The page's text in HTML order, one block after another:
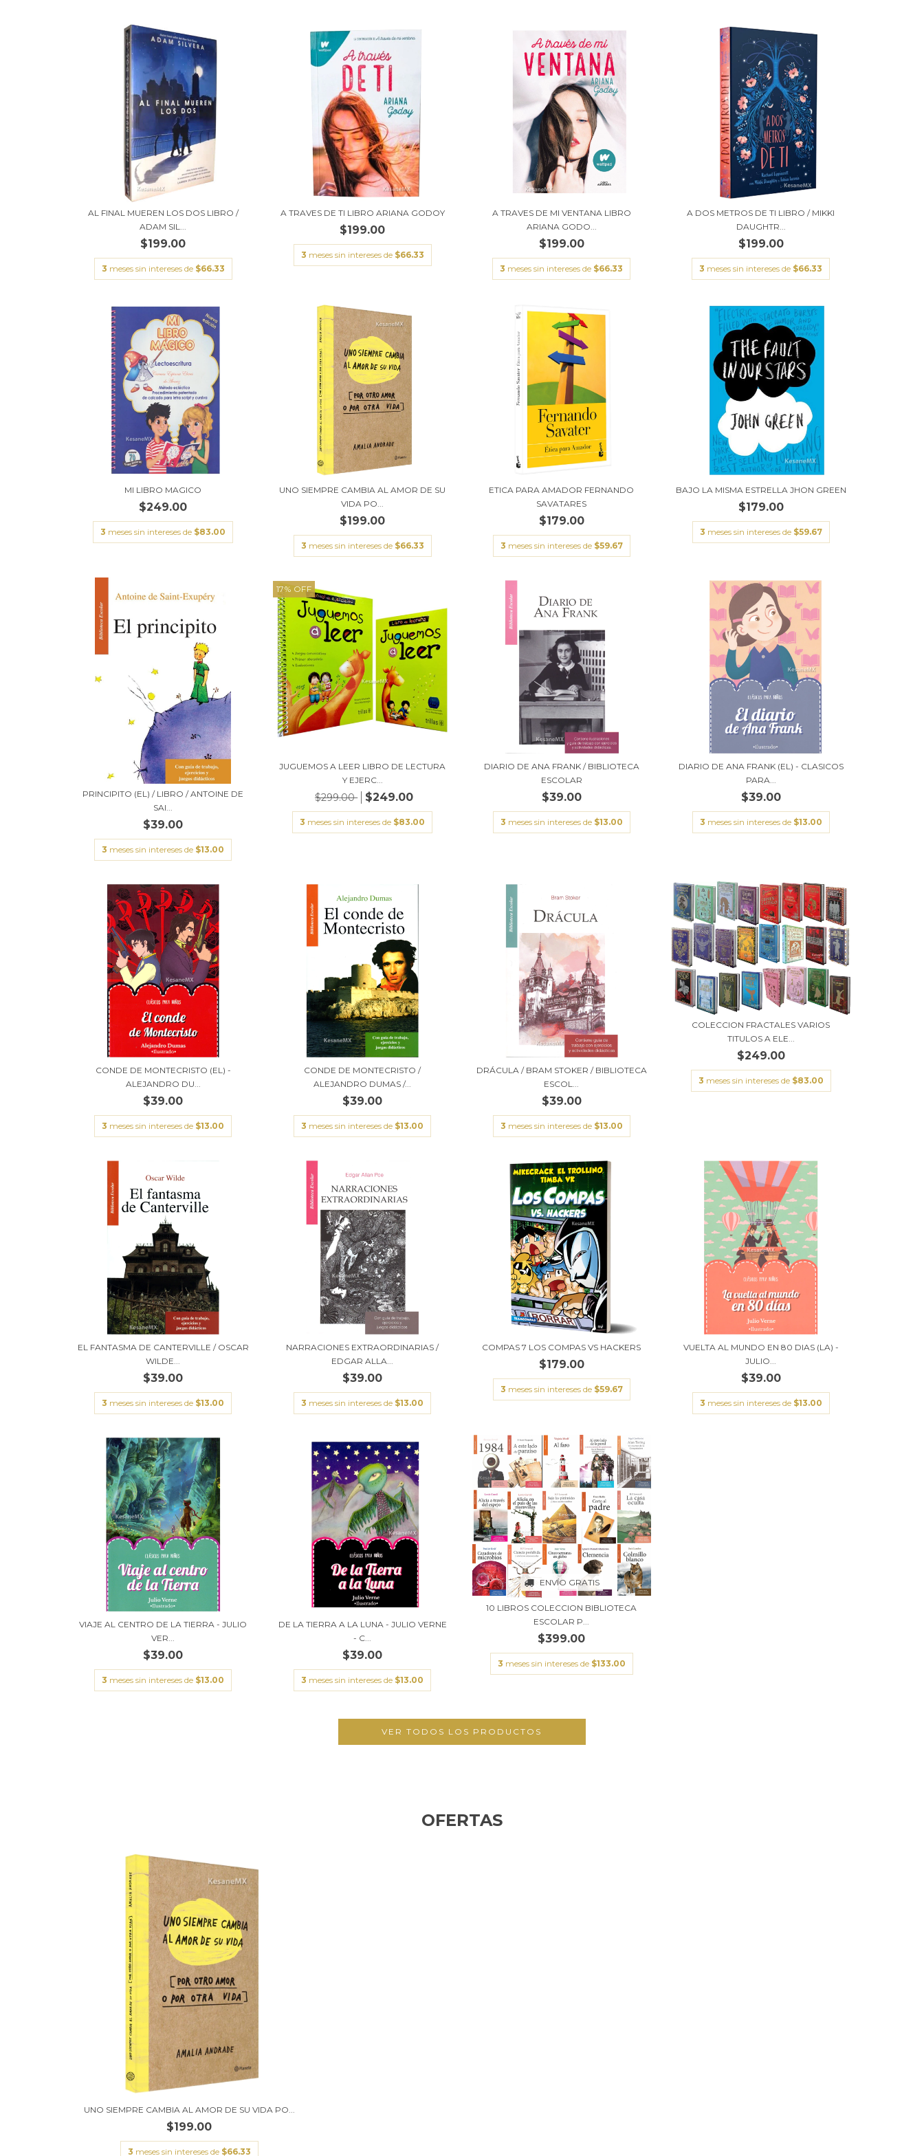
AL FINAL MUEREN LOS DOS LIBRO /
ADAM SIL...
$199.00
3 meses sin intereses de $66.33
A TRAVES DE TI LIBRO ARIANA GODOY
$199.00
3 meses sin intereses de $66.33
A TRAVES DE MI VENTANA LIBRO
ARIANA GODO...
$199.00
3 meses sin intereses de $66.33
A DOS METROS DE TI LIBRO / MIKKI
DAUGHTR...
$199.00
3 meses sin intereses de $66.33
MI LIBRO MAGICO
$249.00
3 meses sin intereses de $83.00
UNO SIEMPRE CAMBIA AL AMOR DE SU
VIDA PO...
$199.00
3 meses sin intereses de $66.33
ETICA PARA AMADOR FERNANDO
SAVATARES
$179.00
3 meses sin intereses de $59.67
BAJO LA MISMA ESTRELLA JHON GREEN
$179.00
3 meses sin intereses de $59.67
PRINCIPITO (EL) / LIBRO / ANTOINE DE
SAI...
$39.00
3 meses sin intereses de $13.00
17%OFF
JUGUEMOS A LEER LIBRO DE LECTURA
Y EJERC...
$299.00 $249.00
3 meses sin intereses de $83.00
DIARIO DE ANA FRANK / BIBLIOTECA
ESCOLAR
$39.00
3 meses sin intereses de $13.00
DIARIO DE ANA FRANK (EL) - CLASICOS
PARA...
$39.00
3 meses sin intereses de $13.00
CONDE DE MONTECRISTO (EL) -
ALEJANDRO DU...
$39.00
3 meses sin intereses de $13.00
CONDE DE MONTECRISTO /
ALEJANDRO DUMAS /...
$39.00
3 meses sin intereses de $13.00
DRÁCULA / BRAM STOKER / BIBLIOTECA
ESCOL...
$39.00
3 meses sin intereses de $13.00
COLECCION FRACTALES VARIOS
TITULOS A ELE...
$249.00
3 meses sin intereses de $83.00
EL FANTASMA DE CANTERVILLE / OSCAR
WILDE...
$39.00
3 meses sin intereses de $13.00
NARRACIONES EXTRAORDINARIAS /
EDGAR ALLA...
$39.00
3 meses sin intereses de $13.00
COMPAS 7 LOS COMPAS VS HACKERS
$179.00
3 meses sin intereses de $59.67
VUELTA AL MUNDO EN 80 DIAS (LA) -
JULIO...
$39.00
3 meses sin intereses de $13.00
VIAJE AL CENTRO DE LA TIERRA - JULIO
VER...
$39.00
3 meses sin intereses de $13.00
DE LA TIERRA A LA LUNA - JULIO VERNE
- C...
$39.00
3 meses sin intereses de $13.00
ENVÍO GRATIS
10 LIBROS COLECCION BIBLIOTECA
ESCOLAR P...
$399.00
3 meses sin intereses de $133.00
VER TODOS LOS PRODUCTOS
OFERTAS
UNO SIEMPRE CAMBIA AL AMOR DE SU VIDA PO...
$199.00
3 meses sin intereses de $66.33